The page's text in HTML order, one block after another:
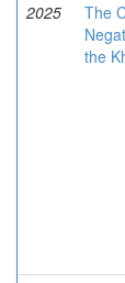
2025
The
the